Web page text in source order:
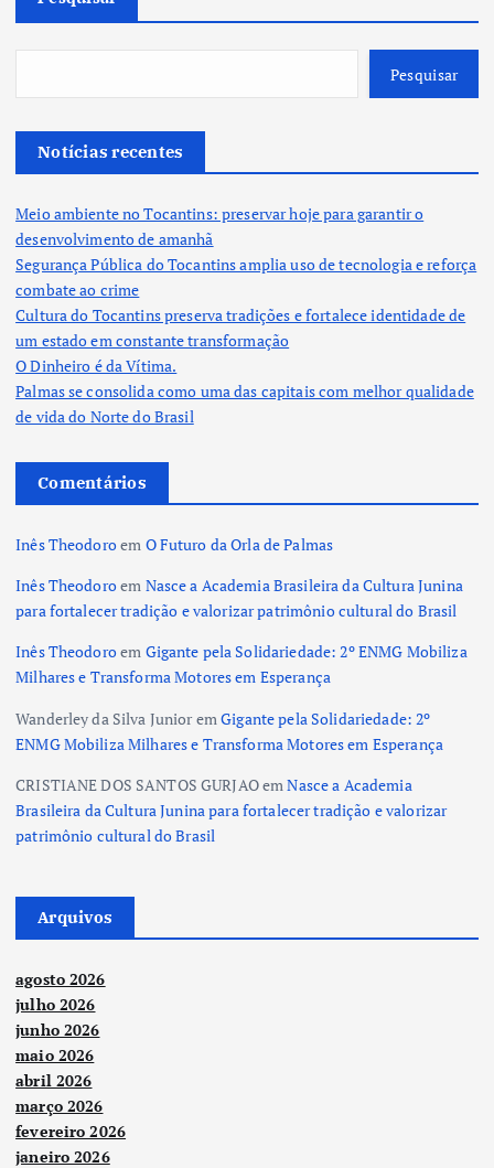
Pesquisar
Notícias recentes
Meio ambiente no Tocantins: preservar hoje para garantir o
desenvolvimento de amanhã
Segurança Pública do Tocantins amplia uso de tecnologia e reforça
combate ao crime
Cultura do Tocantins preserva tradições e fortalece identidade de
um estado em constante transformação
O Dinheiro é da Vítima.
Palmas se consolida como uma das capitais com melhor qualidade
de vida do Norte do Brasil
Comentários
Inês Theodoroem O Futuro da Orla de Palmas
Inês Theodoroem Nasce a Academia Brasileira da Cultura Junina
para fortalecer tradição e valorizar patrimônio cultural do Brasil
Inês Theodoroem Gigante pela Solidariedade: 2º ENMG Mobiliza
Milhares e Transforma Motores em Esperança
Wanderley da Silva JunioremGigante pela Solidariedade: 2º
ENMG Mobiliza Milhares e Transforma Motores em Esperança
CRISTIANE DOS SANTOS GURJAOemNasce a Academia
Brasileira da Cultura Junina para fortalecer tradição e valorizar
patrimônio cultural do Brasil
Arquivos
agosto 2026
julho 2026
junho 2026
maio 2026
abril 2026
março 2026
fevereiro 2026
janeiro 2026